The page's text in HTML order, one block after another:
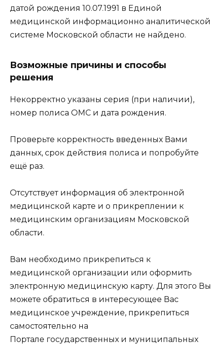
датой рождения 10.07.1991 в Единой
медицинской информационно аналитической
системе Московской области не найдено.
Возможные причины и способы
решения
Некорректно указаны серия (при наличии),
номер полиса ОМС и дата рождения.
Проверьте корректность введенных Вами
данных, срок действия полиса и попробуйте
ещё раз.
Отсутствует информация об электронной
медицинской карте и о прикреплении к
медицинским организациям Московской
области.
Вам необходимо прикрепиться к
медицинской организации или оформить
электронную медицинскую карту. Для этого Вы
можете обратиться в интересующее Вас
медицинское учреждение, прикрепиться
самостоятельно на
Портале государственных и муниципальных